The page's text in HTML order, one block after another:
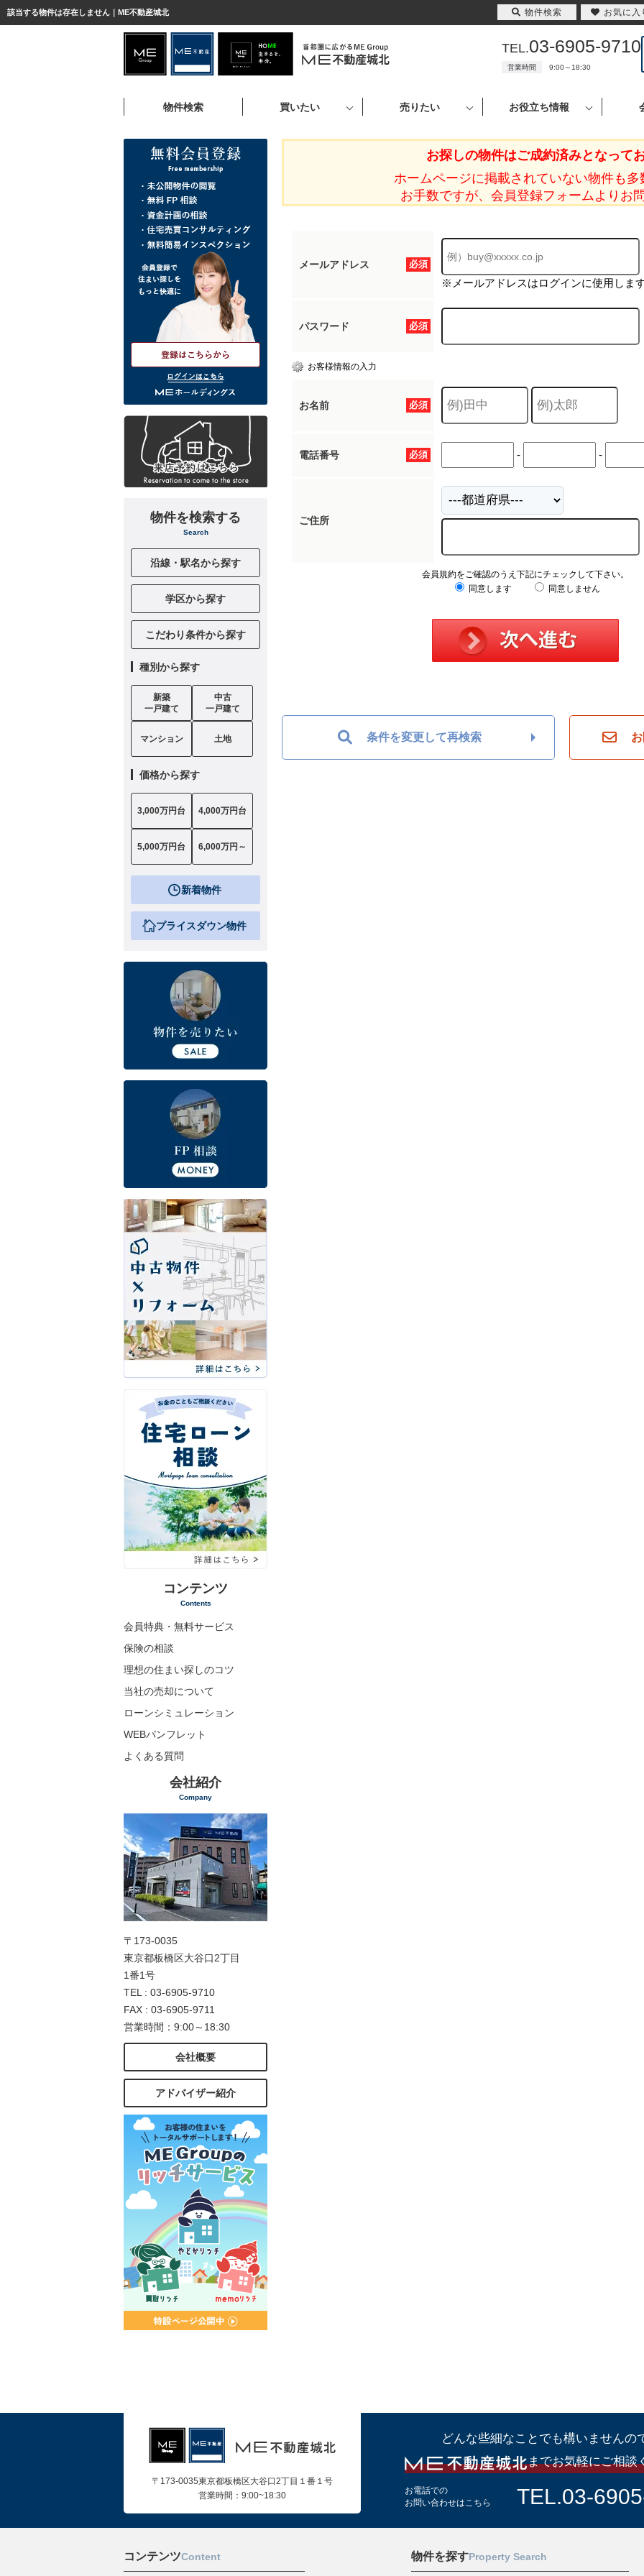
該当する物件は存在しません｜ME不動産城北
TEL.03-6905-9710
営業時間 9:00～18:30
物件検索 買いたい 売りたい お役立ち情報
お探しの物件はご成約済みとなってお
ホームページに掲載されていない物件も多
お手数ですが、会員登録フォームよりお
必須
メールアドレス
※メールアドレスはログインに使用します
必須
パスワード
お客様情報の入力
必須
お名前
必須
電話番号 - -
ご住所
会員規約をご確認のうえ下記にチェックして下さい。
同意します
同意しません
条件を変更して再検索
ログインはこちら
物件を検索する
Search
沿線・駅名から探す
学区から探す
こだわり条件から探す
種別から探す
新築
一戸建て
中古
一戸建て
マンション 土地
価格から探す
3,000万円台 4,000万円台
5,000万円台 6,000万円～
新着物件
プライスダウン物件
コンテンツ
Contents
会員特典・無料サービス
保険の相談
理想の住まい探しのコツ
当社の売却について
ローンシミュレーション
WEBパンフレット
よくある質問
会社紹介
Company
〒173-0035
東京都板橋区大谷口2丁目
1番1号
TEL : 03-6905-9710
FAX : 03-6905-9711
営業時間：9:00～18:30
会社概要
アドバイザー紹介
〒173-0035東京都板橋区大谷口2丁目１番１号
営業時間：9:00~18:30
どんな些細なことでも構いませんの
までお気軽にご相談
お電話での
お問い合わせはこちら
TEL.03-
コンテンツContent 物件を探すProperty Search
物件検索 お気に入